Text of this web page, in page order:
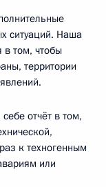
ситуаций. Наша
в том, чтобы
территории
отчёт в том,
к техногенным
или